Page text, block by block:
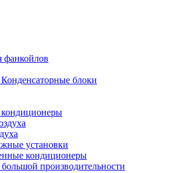
фанкойлов
блоки
установки
кондиционеры
производительности